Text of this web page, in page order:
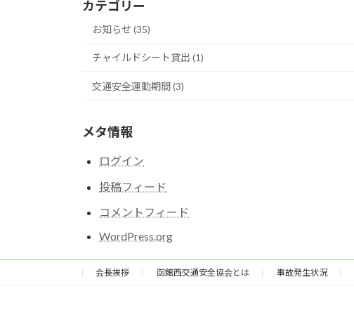
カテゴリー
お知らせ (35)
チャイルドシート貸出 (1)
交通安全運動期間 (3)
メタ情報
ログイン
投稿フィード
コメントフィード
WordPress.org
会長挨拶 函館西交通安全協会とは 事故発生状況